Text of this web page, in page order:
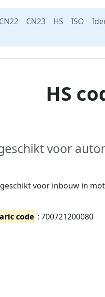
CN22 CN23 HS ISO
HS
voor
voor inbouw in
code : 700721200080